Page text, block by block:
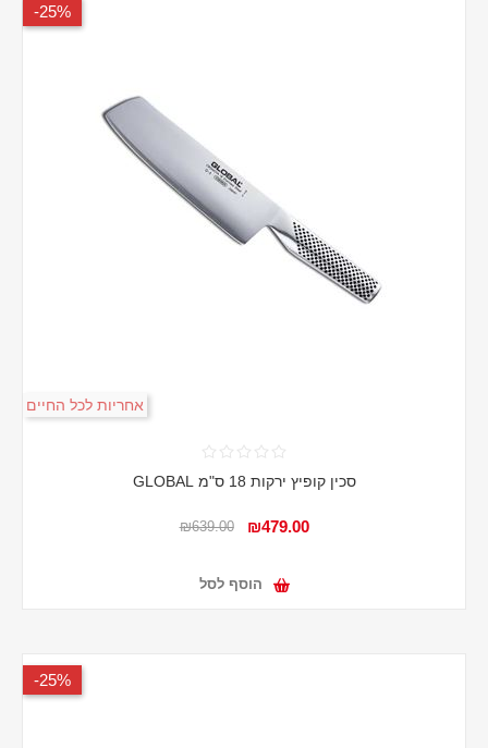
25%-
אחריות לכל החיים
סכין קופיץ ירקות 18 ס"מ GLOBAL
₪479.00
₪639.00
הוסף לסל
25%-